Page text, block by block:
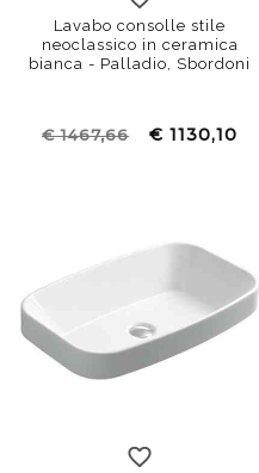
Lavabo consolle stile
neoclassico in ceramica
bianca - Palladio, Sbordoni
€ 1467,66 € 1130,10